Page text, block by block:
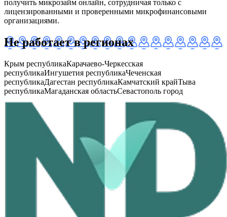
получить микрозайм онлайн, сотрудничая только с
лицензированными и проверенными микрофинансовыми
организациями.
Не работает в регионах
Крым республикаКарачаево-Черкесская
республикаИнгушетия республикаЧеченская
республикаДагестан республикаКамчатский крайТыва
республикаМагаданская областьСевастополь город